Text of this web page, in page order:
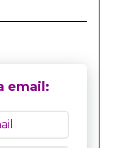
email: